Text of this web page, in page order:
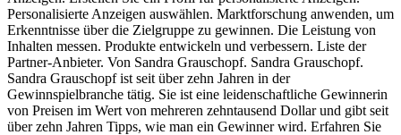
Personalisierte Anzeigen auswählen. Marktforschung anwenden, um
Erkenntnisse über die Zielgruppe zu gewinnen. Die Leistung von
Inhalten messen. Produkte entwickeln und verbessern. Liste der
Partner-Anbieter. Von Sandra Grauschopf. Sandra Grauschopf.
Sandra Grauschopf ist seit über zehn Jahren in der
Gewinnspielbranche tätig. Sie ist eine leidenschaftliche Gewinnerin
von Preisen im Wert von mehreren zehntausend Dollar und gibt seit
über zehn Jahren Tipps, wie man ein Gewinner wird. Erfahren Sie